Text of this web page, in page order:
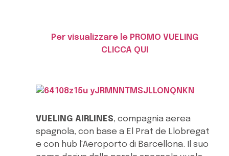
Per visualizzare le PROMO VUELING
CLICCA QUI
VUELING AIRLINES, compagnia aerea
spagnola, con base a El Prat de Llobregat
e con hub l'Aeroporto di Barcellona. Il suo